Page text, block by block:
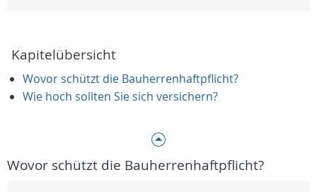
Kapitelübersicht
Wovor schützt die Bauherrenhaftpflicht?
Wie hoch sollten Sie sich versichern?
Wovor schützt die Bauherrenhaftpflicht?